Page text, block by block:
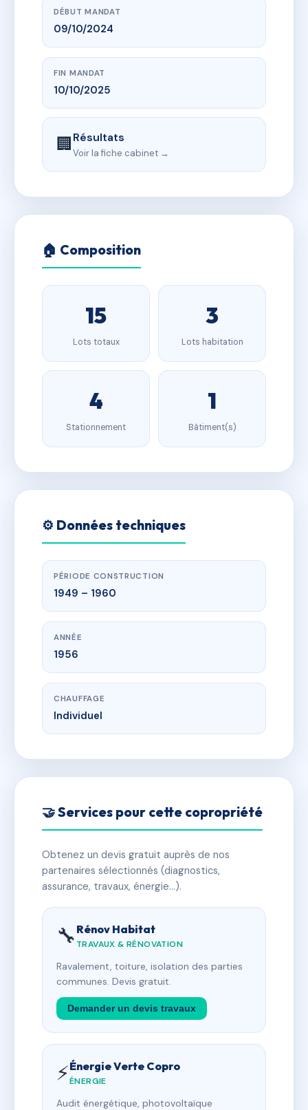
DÉBUT MANDAT
09/10/2024
FIN MANDAT
10/10/2025
🏢Résultats
Voir la fiche cabinet →
🏠 Composition
15
Lots totaux
3
Lots habitation
4
Stationnement
1
Bâtiment(s)
⚙️ Données techniques
PÉRIODE CONSTRUCTION
1949 – 1960
ANNÉE
1956
CHAUFFAGE
Individuel
🤝 Services pour cette copropriété
Obtenez un devis gratuit auprès de nos
partenaires sélectionnés (diagnostics,
assurance, travaux, énergie…).
🔧 Rénov Habitat
TRAVAUX & RÉNOVATION
Ravalement, toiture, isolation des parties
communes. Devis gratuit.
Demander un devis travaux
⚡Énergie Verte Copro
ÉNERGIE
Audit énergétique, photovoltaïque